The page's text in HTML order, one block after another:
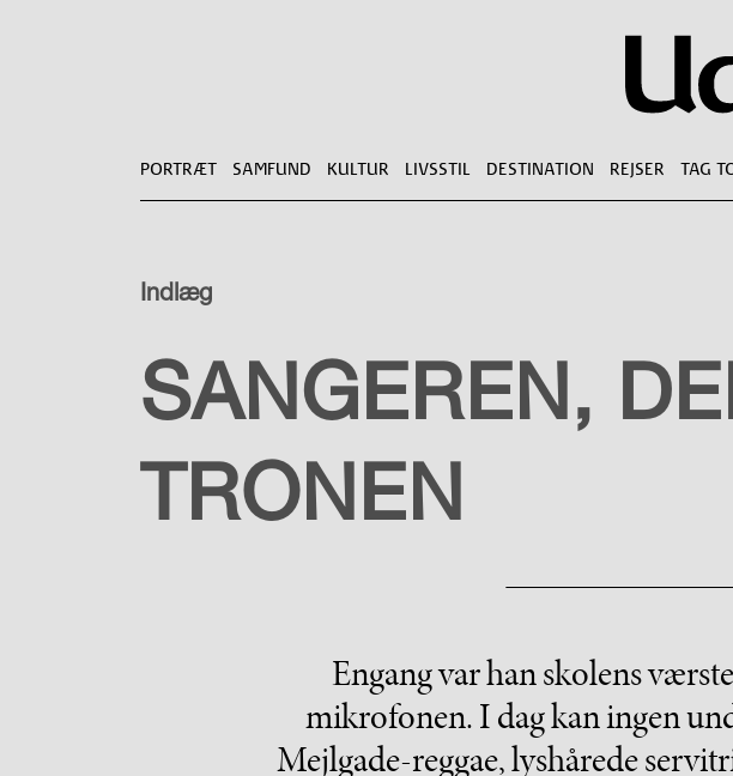
PORTRÆT SAMFUND KULTUR LIVSSTIL DESTINATION REJSER TAG
Indlæg
PORTRÆT
SANGEREN,
TRONEN
Engang var han skolens
mikrofonen. I dag kan ingen
Mejlgade-reggae, lyshårede